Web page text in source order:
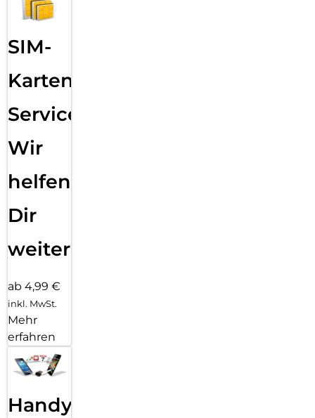
SIM-
Karten
Service:
Wir
helfen
Dir
weiter
ab 4,99 €
inkl. MwSt.
Mehr
erfahren
Handy